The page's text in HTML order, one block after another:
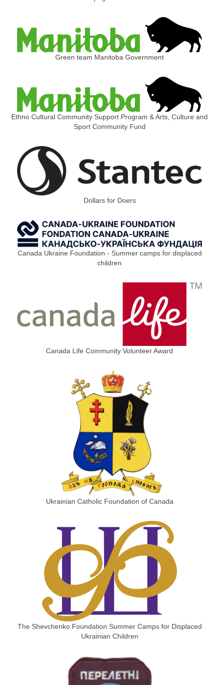
Green team Manitoba Government
Ethno Cultural Community Support Program & Arts, Culture and
Sport Community Fund
Dollars for Doers
Canada Ukraine Foundation - Summer camps for displaced
children
Canada Life Community Volunteer Award
Ukrainian Catholic Foundation of Canada
The Shevchenko Foundation Summer Camps for Displaced
Ukrainian Children